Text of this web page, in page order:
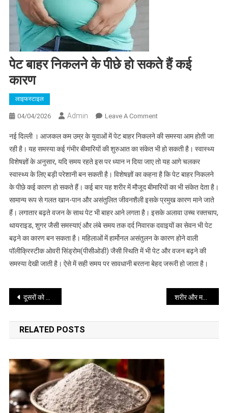
पेट बाहर निकलने के पीछे हो सकते हैं कई
कारण
लाइफस्टाइल
04/04/2026 Admin Leave A CommentOn
बाहर
निकलने
के
पीछे
हो
सकते
हैं
नई दिल्ली । आजकल कम उम्र के युवाओं में पेट बाहर निकलने की समस्या आम होती जा
रही है। यह समस्या कई गंभीर बीमारियों की शुरुआत का संकेत भी हो सकती है। स्वास्थ्य
विशेषज्ञों के अनुसार, यदि समय रहते इस पर ध्यान न दिया जाए तो यह आगे चलकर
स्वास्थ्य के लिए बड़ी परेशानी बन सकती है। विशेषज्ञों का कहना है कि पेट बाहर निकलने
के पीछे कई कारण हो सकते हैं। कई बार यह शरीर में मौजूद बीमारियों का भी संकेत देता है।
सामान्य रूप से गलत खान-पान और असंतुलित जीवनशैली इसके प्रमुख कारण माने जाते
हैं। लगातार बढ़ते वजन के साथ पेट भी बाहर आने लगता है। इसके अलावा उच्च रक्तचाप,
थायराइड, शुगर जैसी समस्याएं और लंबे समय तक दर्द निवारक दवाइयों का सेवन भी पेट
बढ़ने का कारण बन सकता है। महिलाओं में हार्मोनल असंतुलन के कारण होने वाली
पॉलीक्रिस्टीक ओवरी सिंड्रोम(पीसीओडी) जैसी स्थिति में भी पेट और वजन बढ़ने की
समस्या देखी जाती है। ऐसे में सही समय पर सावधानी बरतना बेहद जरूरी हो जाता है।
Post
navigation
दूसरों को खुश करने में नहीं, खुद को पहचानने में है सफलता शरीर और मन दोनों को संतुलन प्रदान करता है वृक्षासन
RELATED POSTS